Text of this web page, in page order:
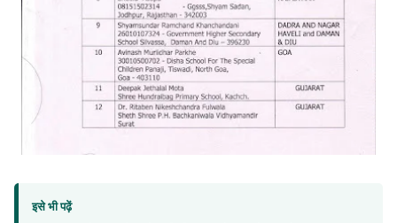
इसे भी पढ़ें